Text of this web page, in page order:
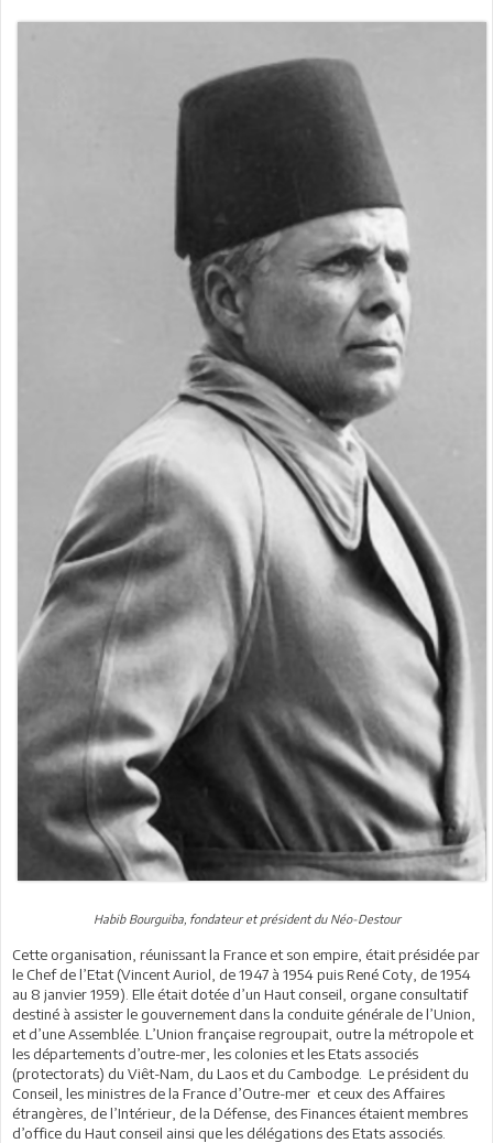
Habib Bourguiba, fondateur et président du Néo-Destour
Cette organisation, réunissant la France et son empire, était présidée par
le Chef de l’Etat (Vincent Auriol, de 1947 à 1954 puis René Coty, de 1954
au 8 janvier 1959). Elle était dotée d’un Haut conseil, organe consultatif
destiné à assister le gouvernement dans la conduite générale de l’Union,
et d’une Assemblée. L’Union française regroupait, outre la métropole et
les départements d’outre-mer, les colonies et les Etats associés
(protectorats) du Viêt-Nam, du Laos et du Cambodge. Le président du
Conseil, les ministres de la France d’Outre-mer et ceux des Affaires
étrangères, de l’Intérieur, de la Défense, des Finances étaient membres
d’office du Haut conseil ainsi que les délégations des Etats associés.